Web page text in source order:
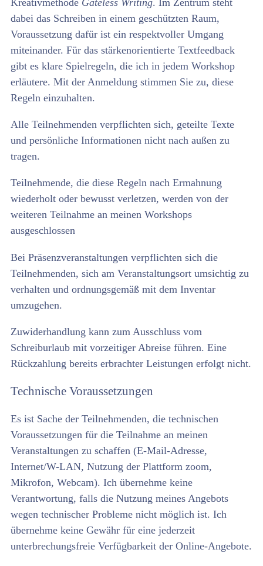
dabei das Schreiben in einem geschützten Raum,
Voraussetzung dafür ist ein respektvoller Umgang
miteinander. Für das stärkenorientierte Textfeedback
gibt es klare Spielregeln, die ich in jedem Workshop
erläutere. Mit der Anmeldung stimmen Sie zu, diese
Regeln einzuhalten.
Alle Teilnehmenden verpflichten sich, geteilte Texte
und persönliche Informationen nicht nach außen zu
tragen.
Teilnehmende, die diese Regeln nach Ermahnung
wiederholt oder bewusst verletzen, werden von der
weiteren Teilnahme an meinen Workshops
ausgeschlossen
Bei Präsenzveranstaltungen verpflichten sich die
Teilnehmenden, sich am Veranstaltungsort umsichtig zu
verhalten und ordnungsgemäß mit dem Inventar
umzugehen.
Zuwiderhandlung kann zum Ausschluss vom
Schreiburlaub mit vorzeitiger Abreise führen. Eine
Rückzahlung bereits erbrachter Leistungen erfolgt nicht.
Technische Voraussetzungen
Es ist Sache der Teilnehmenden, die technischen
Voraussetzungen für die Teilnahme an meinen
Veranstaltungen zu schaffen (E-Mail-Adresse,
Internet/W-LAN, Nutzung der Plattform zoom,
Mikrofon, Webcam). Ich übernehme keine
Verantwortung, falls die Nutzung meines Angebots
wegen technischer Probleme nicht möglich ist. Ich
übernehme keine Gewähr für eine jederzeit
unterbrechungsfreie Verfügbarkeit der Online-Angebote.